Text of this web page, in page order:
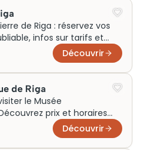
de Riga : réservez vos
infos sur tarifs et
!
Découvrir
de Riga
le Musée
prix et horaires
dès maintenant !Découvrir